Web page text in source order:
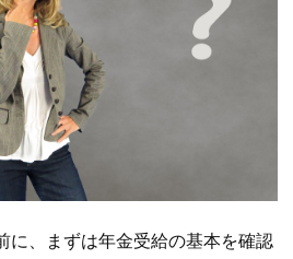
に、まずは年金受給の基本を確認